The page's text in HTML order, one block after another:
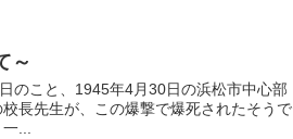
～
のこと、1945年4月30日の浜松市中心部
長先生が、この爆撃で爆死されたそうで
...